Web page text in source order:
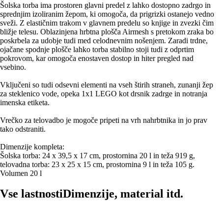
Šolska torba ima prostoren glavni predel z lahko dostopno zadrgo in
sprednjim izoliranim žepom, ki omogoča, da prigrizki ostanejo vedno
sveži. Z elastičnim trakom v glavnem predelu so knjige in zvezki čim
bližje telesu. Oblazinjena hrbtna plošča Airmesh s pretokom zraka bo
poskrbela za udobje tudi med celodnevnim nošenjem. Zaradi trdne,
ojačane spodnje plošče lahko torba stabilno stoji tudi z odprtim
pokrovom, kar omogoča enostaven dostop in hiter pregled nad
vsebino.
Vključeni so tudi odsevni elementi na vseh štirih straneh, zunanji žep
za steklenico vode, opeka 1x1 LEGO kot drsnik zadrge in notranja
imenska etiketa.
Vrečko za telovadbo je mogoče pripeti na vrh nahrbtnika in jo prav
tako odstraniti.
Dimenzije kompleta:
Šolska torba: 24 x 39,5 x 17 cm, prostornina 20 l in teža 919 g,
telovadna torba: 23 x 25 x 15 cm, prostornina 9 l in teža 105 g.
Volumen 20 l
Vse lastnostiDimenzije, material itd.